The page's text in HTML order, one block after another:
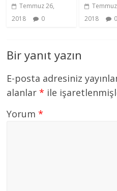
Temmuz 26,
2018
0
2018
0
Bir yanıt yazın
E-posta adresiniz
alanlar* ile
Yorum*